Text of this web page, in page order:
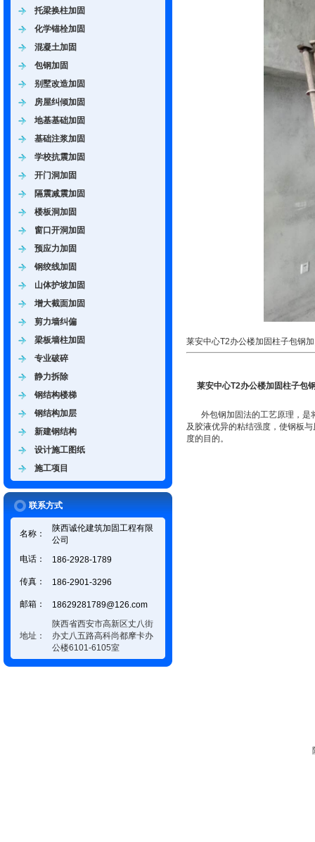
托梁换柱加固
化学锚栓加固
混凝土加固
包钢加固
别墅改造加固
房屋纠倾加固
地基基础加固
基础注浆加固
学校抗震加固
开门洞加固
隔震减震加固
楼板洞加固
窗口开洞加固
预应力加固
钢绞线加固
山体护坡加固
增大截面加固
剪力墙纠偏
梁板墙柱加固
专业破碎
静力拆除
钢结构楼梯
钢结构加层
新建钢结构
设计施工图纸
施工项目
联系方式
名称：
陕西诚伦建筑加固工程有限
公司
电话：
186-2928-1789
传真： 186-2901-3296
邮箱： 18629281789@126.com
地址：
陕西省西安市高新区丈八街
办丈八五路高科尚都摩卡办
公楼6101-6105室
莱安中心T2办公楼加固柱子包钢
莱安中心T2办公楼加固柱子包
外包钢加固法的工艺原理，是
及胶液优异的粘结强度，使钢板
度的目的。